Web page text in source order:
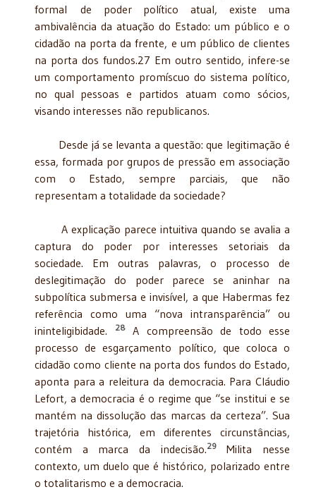
formal de poder político atual, existe uma
ambivalência da atuação do Estado: um público e o
cidadão na porta da frente, e um público de clientes
na porta dos fundos.27 Em outro sentido, infere-se
um comportamento promíscuo do sistema político,
no qual pessoas e partidos atuam como sócios,
visando interesses não republicanos.
Desde já se levanta a questão: que legitimação é
essa, formada por grupos de pressão em associação
com o Estado, sempre parciais, que não
representam a totalidade da sociedade?
A explicação parece intuitiva quando se avalia a
captura do poder por interesses setoriais da
sociedade. Em outras palavras, o processo de
deslegitimação do poder parece se aninhar na
subpolítica submersa e invisível, a que Habermas fez
referência como uma “nova intransparência” ou
ininteligibidade.
28A compreensão de todo esse
processo de esgarçamento político, que coloca o
cidadão como cliente na porta dos fundos do Estado,
aponta para a releitura da democracia. Para Cláudio
Lefort, a democracia é o regime que “se institui e se
mantém na dissolução das marcas da certeza”. Sua
trajetória histórica, em diferentes circunstâncias,
contém a marca da indecisão.29Milita nesse
contexto, um duelo que é histórico, polarizado entre
o totalitarismo e a democracia.